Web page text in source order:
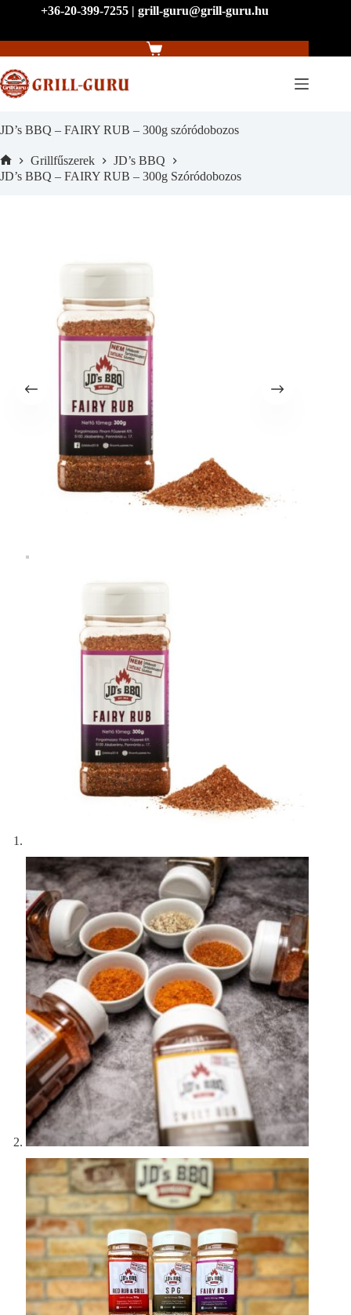
+36-20-399-7255 | grill-guru@grill-guru.hu
Shopping
JD’s BBQ – FAIRY RUB – 300g szóródobozos
Home
Grillfűszerek
JD’s BBQ
JD’s BBQ – FAIRY RUB – 300g Szóródobozos